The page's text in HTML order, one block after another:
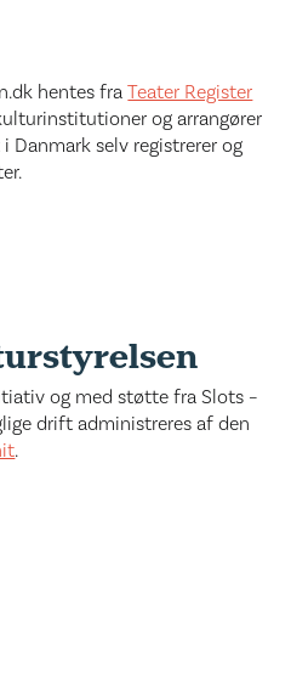
hentes fraTeater Register
og arrangører
Danmark selv registrerer og
og med støtte fra Slots –
drift administreres af den
.